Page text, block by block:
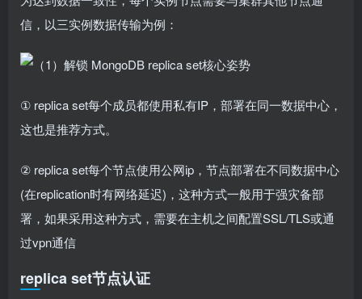
信，以三实例数据传输为例：
① replica set每个成员都使用私有IP，部署在同一数据中心，
这也是推荐方式。
② replica set每个节点使用公网ip，节点部署在不同数据中心
(在replication时有网络延迟)，这种方式一般用于强灾备部
署，如果采用这种方式，需要在主机之间配置SSL/TLS或通
过vpn通信
replica set节点认证